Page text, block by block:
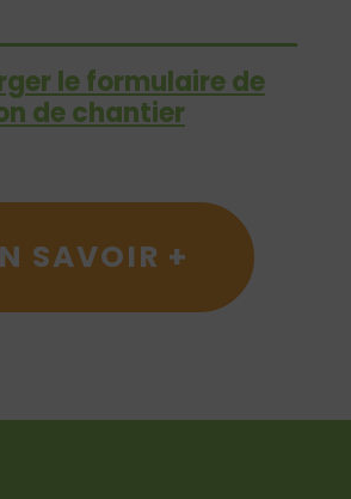
le formulaire de
de chantier
SAVOIR +